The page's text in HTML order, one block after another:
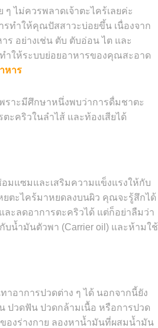
ม่ควรพลาดเจ้าตะไคร้เลยค่ะ
ทำให้คุณปัสสาวะบ่อยขึ้น เนื่องจาก
ร อย่างเช่น ตับ ตับอ่อน ไต และ
ำให้ระบบย่อยอาหารของคุณสะอาด
หาร
ะมีศึกษาหนึ่งพบว่าการดื่มชาตะ
ะคริวในลำไส้ และท้องเสียได้
ซมและเสริมความแข็งแรงให้กับ
ยตะไคร้มาหยดลงบนผิว คุณจะรู้สึกได้
ะลดอาการตะคริวได้ แต่ก็อย่าลืมว่า
น้ำมันตัวพา (Carrier oil) และห้ามใช้
าการปวดต่าง ๆ ได้ นอกจากนี้ยัง
ปวดฟัน ปวดกล้ามเนื้อ หรือการปวด
องร่างกาย ลองหาน้ำมันที่ผสมน้ำมัน